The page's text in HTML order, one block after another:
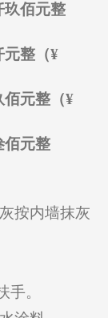
玖佰元整
整（¥
元整（¥
佰元整
按内墙抹灰
手。